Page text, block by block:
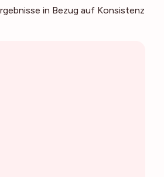
in Bezug auf Konsistenz